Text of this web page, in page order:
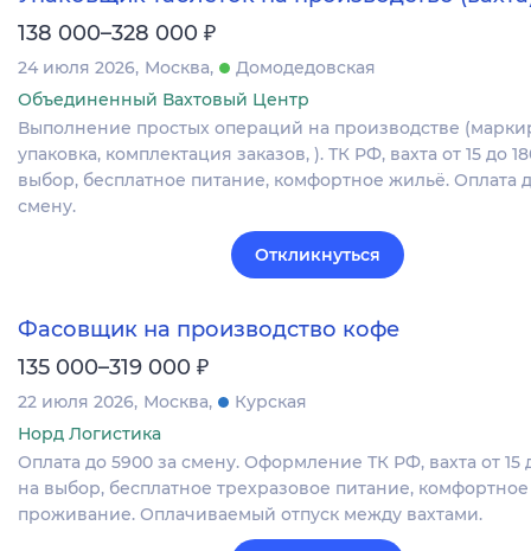
138 000–328 000 ₽
24 июля 2026 Москва
Домодедовская
Объединенный Вахтовый Центр
Выполнение простых операций на производстве
упаковка, комплектация заказов, ). ТК РФ, вахта от 15 до
выбор, бесплатное питание, комфортное жильё. Оплата
смену.
Откликнуться
Фасовщик на производство кофе
135 000–319 000 ₽
22 июля 2026 Москва
Курская
Норд Логистика
Оплата до 5900 за смену. Оформление ТК РФ, вахта от 15
на выбор, бесплатное трехразовое питание, комфортное
проживание. Оплачиваемый отпуск между вахтами.